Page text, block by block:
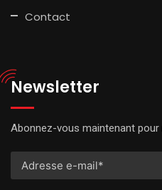
Contact
Newsletter
Abonnez-vous maintenant